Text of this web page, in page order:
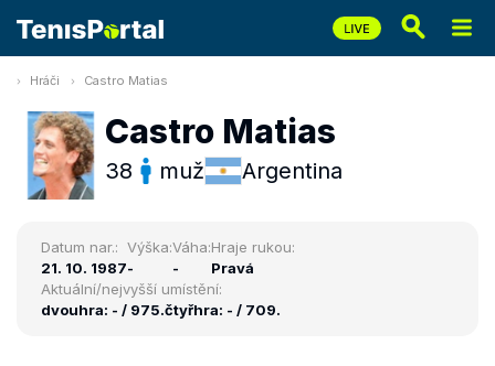
Hráči Castro Matias
Castro Matias
38 muž Argentina
Datum nar.:
21. 10. 1987
Výška:
-
Váha:
-
Hraje rukou:
Pravá
Aktuální/nejvyšší umístění:
dvouhra: - / 975.čtyřhra: - / 709.